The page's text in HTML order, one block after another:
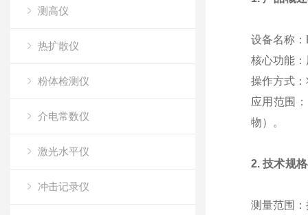
测高仪
热扩散仪
粉体检测仪
介电常数仪
激光水平仪
冲击记录仪
设备名称：
核心功能：
操作方式：
应用范围
物）。
2. 技术规
测量范围